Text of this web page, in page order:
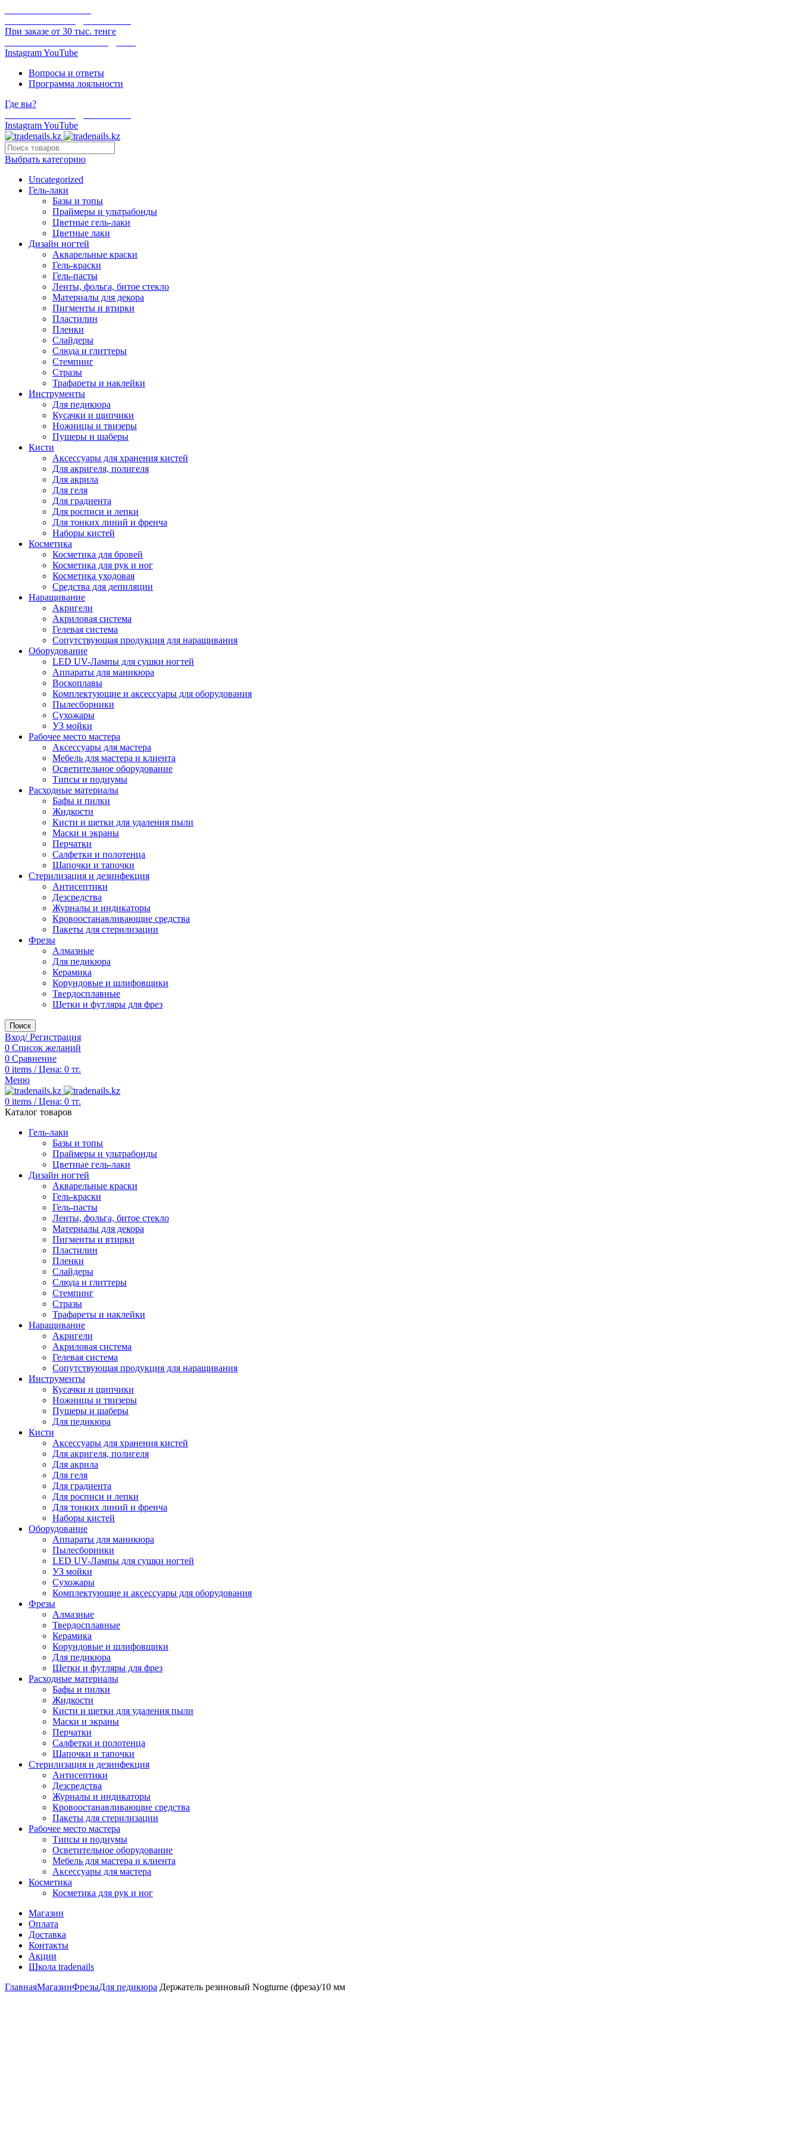
При заказе от 30 тыс. тенге
InstagramYouTube
Вопросы и ответы
Программа лояльности
Где вы?
InstagramYouTube
Выбрать категорию
Uncategorized
Гель-лаки
Базы и топы
Праймеры и ультрабонды
Цветные гель-лаки
Цветные лаки
Дизайн ногтей
Акварельные краски
Гель-краски
Гель-пасты
Ленты, фольга, битое стекло
Материалы для декора
Пигменты и втирки
Пластилин
Пленки
Слайдеры
Слюда и глиттеры
Стемпинг
Стразы
Трафареты и наклейки
Инструменты
Для педикюра
Кусачки и щипчики
Ножницы и твизеры
Пушеры и шаберы
Кисти
Аксессуары для хранения кистей
Для акригеля, полигеля
Для акрила
Для геля
Для градиента
Для росписи и лепки
Для тонких линий и френча
Наборы кистей
Косметика
Косметика для бровей
Косметика для рук и ног
Косметика уходовая
Средства для депиляции
Наращивание
Акригели
Акриловая система
Гелевая система
Сопутствующая продукция для наращивания
Оборудование
LED UV-Лампы для сушки ногтей
Аппараты для маникюра
Воскоплавы
Комплектующие и аксессуары для оборудования
Пылесборники
Сухожары
УЗ мойки
Рабочее место мастера
Аксессуары для мастера
Мебель для мастера и клиента
Осветительное оборудование
Типсы и подиумы
Расходные материалы
Бафы и пилки
Жидкости
Кисти и щетки для удаления пыли
Маски и экраны
Перчатки
Салфетки и полотенца
Шапочки и тапочки
Стерилизация и дезинфекция
Антисептики
Дезсредства
Журналы и индикаторы
Кровоостанавливающие средства
Пакеты для стерилизации
Фрезы
Алмазные
Для педикюра
Керамика
Корундовые и шлифовщики
Твердосплавные
Щетки и футляры для фрез
Поиск
Вход/ Регистрация
0 Список желаний
0 Сравнение
0 items / Цена: 0 тг.
Меню
0 items / Цена: 0 тг.
Каталог товаров
Гель-лаки
Базы и топы
Праймеры и ультрабонды
Цветные гель-лаки
Дизайн ногтей
Акварельные краски
Гель-краски
Гель-пасты
Ленты, фольга, битое стекло
Материалы для декора
Пигменты и втирки
Пластилин
Пленки
Слайдеры
Слюда и глиттеры
Стемпинг
Стразы
Трафареты и наклейки
Наращивание
Акригели
Акриловая система
Гелевая система
Сопутствующая продукция для наращивания
Инструменты
Кусачки и щипчики
Ножницы и твизеры
Пушеры и шаберы
Для педикюра
Кисти
Аксессуары для хранения кистей
Для акригеля, полигеля
Для акрила
Для геля
Для градиента
Для росписи и лепки
Для тонких линий и френча
Наборы кистей
Оборудование
Аппараты для маникюра
Пылесборники
LED UV-Лампы для сушки ногтей
УЗ мойки
Сухожары
Комплектующие и аксессуары для оборудования
Фрезы
Алмазные
Твердосплавные
Керамика
Корундовые и шлифовщики
Для педикюра
Щетки и футляры для фрез
Расходные материалы
Бафы и пилки
Жидкости
Кисти и щетки для удаления пыли
Маски и экраны
Перчатки
Салфетки и полотенца
Шапочки и тапочки
Стерилизация и дезинфекция
Антисептики
Дезсредства
Журналы и индикаторы
Кровоостанавливающие средства
Пакеты для стерилизации
Рабочее место мастера
Типсы и подиумы
Осветительное оборудование
Мебель для мастера и клиента
Аксессуары для мастера
Косметика
Косметика для рук и ног
Магазин
Оплата
Доставка
Контакты
Акции
Школа tradenails
ГлавнаяМагазинФрезыДля педикюра Держатель резиновый Nogturne (фреза)/10 мм